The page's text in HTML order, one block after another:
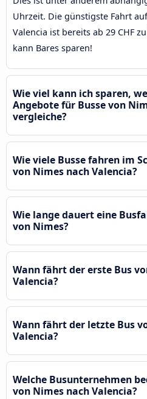
Uhrzeit. Die günstigste Fahrt
Valencia ist bereits ab 29 CHF
kann Bares sparen!
Wie viel kann ich sparen,
Angebote für Busse von
vergleiche?
Wie viele Busse fahren im
von Nimes nach Valencia?
Wie lange dauert eine
von Nimes?
Wann fährt der erste Bus
Valencia?
Wann fährt der letzte Bus
Valencia?
Welche Busunternehmen
von Nimes nach Valencia?